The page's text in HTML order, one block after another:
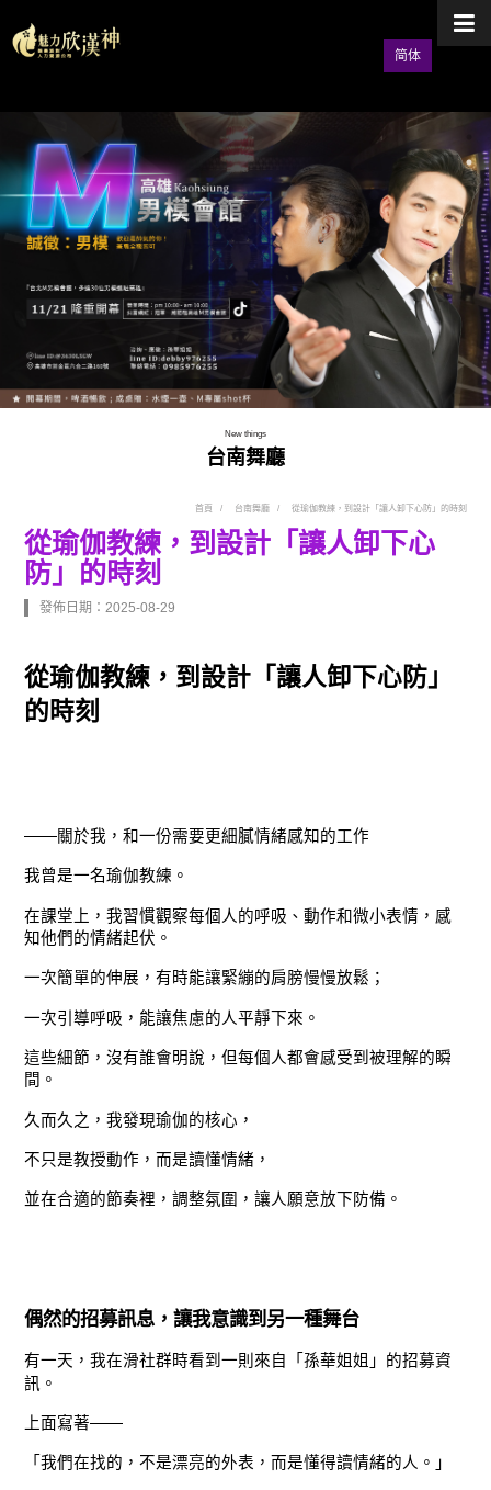
简体
New things
台南舞廳
首頁 台南舞廳 從瑜伽教練，到設計「讓人卸下心防」的時刻
從瑜伽教練，到設計「讓人卸下心
防」的時刻
發佈日期：2025-08-29
從瑜伽教練，到設計「讓人卸下心防」
的時刻
——關於我，和一份需要更細膩情緒感知的工作
我曾是一名瑜伽教練。
在課堂上，我習慣觀察每個人的呼吸、動作和微小表情，感
知他們的情緒起伏。
一次簡單的伸展，有時能讓緊繃的肩膀慢慢放鬆；
一次引導呼吸，能讓焦慮的人平靜下來。
這些細節，沒有誰會明說，但每個人都會感受到被理解的瞬
間。
久而久之，我發現瑜伽的核心，
不只是教授動作，而是讀懂情緒，
並在合適的節奏裡，調整氛圍，讓人願意放下防備。
偶然的招募訊息，讓我意識到另一種舞台
有一天，我在滑社群時看到一則來自「孫華姐姐」的招募資
訊。
上面寫著——
「我們在找的，不是漂亮的外表，而是懂得讀情緒的人。」